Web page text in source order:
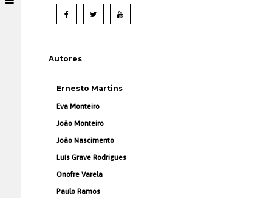
Autores
Ernesto Martins
Eva Monteiro
João Monteiro
João Nascimento
Luís Grave Rodrigues
Onofre Varela
Paulo Ramos